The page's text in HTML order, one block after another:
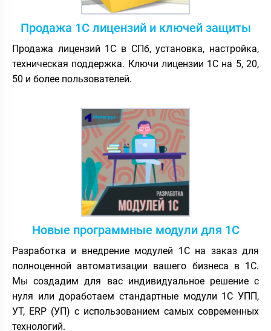
Продажа 1С лицензий и ключей защиты
Продажа лицензий 1С в СПб, установка, настройка,
техническая поддержка. Ключи лицензии 1С на 5, 20,
50 и более пользователей.
Новые программные модули для 1С
Разработка и внедрение модулей 1С на заказ для
полноценной автоматизации вашего бизнеса в 1С.
Мы создадим для вас индивидуальное решение с
нуля или доработаем стандартные модули 1С УПП,
УТ, ERP (УП) с использованием самых современных
технологий.